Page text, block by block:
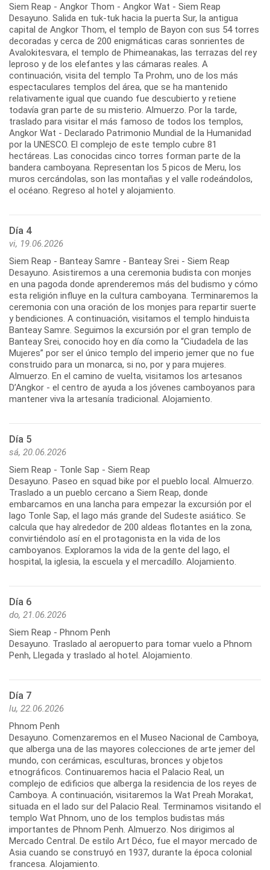
Siem Reap - Angkor Thom - Angkor Wat - Siem Reap
Desayuno. Salida en tuk-tuk hacia la puerta Sur, la antigua
capital de Angkor Thom, el templo de Bayon con sus 54 torres
decoradas y cerca de 200 enigmáticas caras sonrientes de
Avalokitesvara, el templo de Phimeanakas, las terrazas del rey
leproso y de los elefantes y las cámaras reales. A
continuación, visita del templo Ta Prohm, uno de los más
espectaculares templos del área, que se ha mantenido
relativamente igual que cuando fue descubierto y retiene
todavía gran parte de su misterio. Almuerzo. Por la tarde,
traslado para visitar el más famoso de todos los templos,
Angkor Wat - Declarado Patrimonio Mundial de la Humanidad
por la UNESCO. El complejo de este templo cubre 81
hectáreas. Las conocidas cinco torres forman parte de la
bandera camboyana. Representan los 5 picos de Meru, los
muros cercándolas, son las montañas y el valle rodeándolos,
el océano. Regreso al hotel y alojamiento.
Día 4
vi, 19.06.2026
Siem Reap - Banteay Samre - Banteay Srei - Siem Reap
Desayuno. Asistiremos a una ceremonia budista con monjes
en una pagoda donde aprenderemos más del budismo y cómo
esta religión influye en la cultura camboyana. Terminaremos la
ceremonia con una oración de los monjes para repartir suerte
y bendiciones. A continuación, visitamos el templo hinduista
Banteay Samre. Seguimos la excursión por el gran templo de
Banteay Srei, conocido hoy en día como la “Ciudadela de las
Mujeres” por ser el único templo del imperio jemer que no fue
construido para un monarca, si no, por y para mujeres.
Almuerzo. En el camino de vuelta, visitamos los artesanos
D’Angkor - el centro de ayuda a los jóvenes camboyanos para
mantener viva la artesanía tradicional. Alojamiento.
Día 5
sá, 20.06.2026
Siem Reap - Tonle Sap - Siem Reap
Desayuno. Paseo en squad bike por el pueblo local. Almuerzo.
Traslado a un pueblo cercano a Siem Reap, donde
embarcamos en una lancha para empezar la excursión por el
lago Tonle Sap, el lago más grande del Sudeste asiático. Se
calcula que hay alrededor de 200 aldeas flotantes en la zona,
convirtiéndolo así en el protagonista en la vida de los
camboyanos. Exploramos la vida de la gente del lago, el
hospital, la iglesia, la escuela y el mercadillo. Alojamiento.
Día 6
do, 21.06.2026
Siem Reap - Phnom Penh
Desayuno. Traslado al aeropuerto para tomar vuelo a Phnom
Penh, Llegada y traslado al hotel. Alojamiento.
Día 7
lu, 22.06.2026
Phnom Penh
Desayuno. Comenzaremos en el Museo Nacional de Camboya,
que alberga una de las mayores colecciones de arte jemer del
mundo, con cerámicas, esculturas, bronces y objetos
etnográficos. Continuaremos hacia el Palacio Real, un
complejo de edificios que alberga la residencia de los reyes de
Camboya. A continuación, visitaremos la Wat Preah Morakat,
situada en el lado sur del Palacio Real. Terminamos visitando el
templo Wat Phnom, uno de los templos budistas más
importantes de Phnom Penh. Almuerzo. Nos dirigimos al
Mercado Central. De estilo Art Déco, fue el mayor mercado de
Asia cuando se construyó en 1937, durante la época colonial
francesa. Alojamiento.